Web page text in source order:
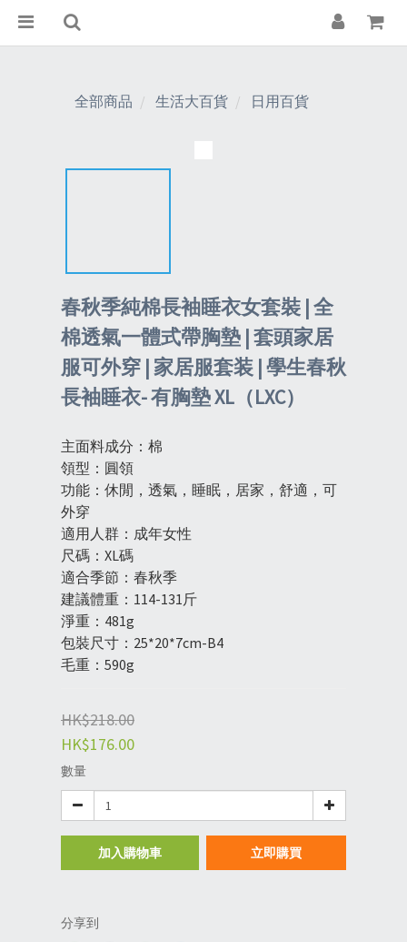
全部商品 生活大百貨 日用百貨
春秋季純棉長袖睡衣女套裝 | 全
棉透氣一體式帶胸墊 | 套頭家居
服可外穿 | 家居服套装 | 學生春秋
長袖睡衣- 有胸墊 XL（LXC）
主面料成分：棉
領型：圓領
功能：休閒，透氣，睡眠，居家，舒適，可
外穿
適用人群：成年女性
尺碼：XL碼
適合季節：春秋季
建議體重：114-131斤
淨重：481g
包裝尺寸：25*20*7cm-B4
毛重：590g
HK$218.00
HK$176.00
數量
加入購物車 立即購買
分享到